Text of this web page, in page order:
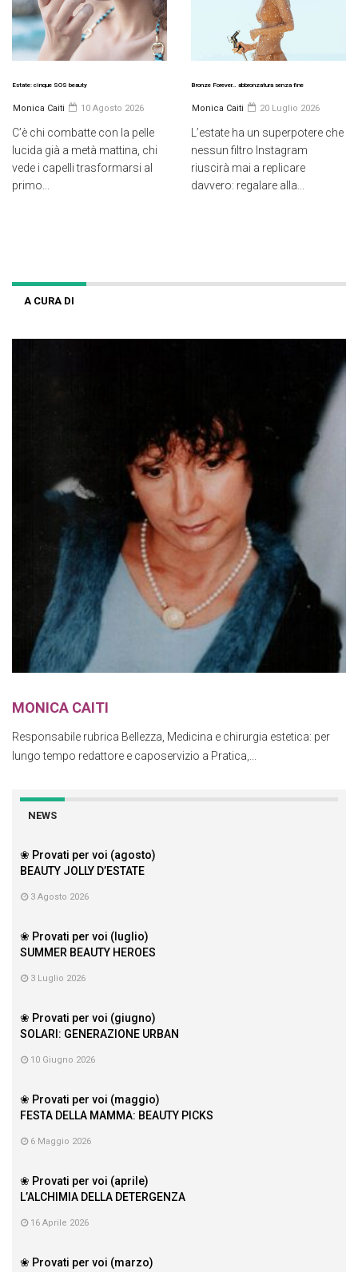
Estate: cinque SOS beauty
Monica Caiti 10 Agosto 2026
C’è chi combatte con la pelle
lucida già a metà mattina, chi
vede i capelli trasformarsi al
primo...
Bronze Forever… abbronzatura senza fine
Monica Caiti 20 Luglio 2026
L’estate ha un superpotere che
nessun filtro Instagram
riuscirà mai a replicare
davvero: regalare alla...
A CURA DI
MONICA CAITI
Responsabile rubrica Bellezza, Medicina e chirurgia estetica: per
lungo tempo redattore e caposervizio a Pratica,...
NEWS
❀ Provati per voi (agosto)
BEAUTY JOLLY D’ESTATE
3 Agosto 2026
❀ Provati per voi (luglio)
SUMMER BEAUTY HEROES
3 Luglio 2026
❀ Provati per voi (giugno)
SOLARI: GENERAZIONE URBAN
10 Giugno 2026
❀ Provati per voi (maggio)
FESTA DELLA MAMMA: BEAUTY PICKS
6 Maggio 2026
❀ Provati per voi (aprile)
L’ALCHIMIA DELLA DETERGENZA
16 Aprile 2026
❀ Provati per voi (marzo)